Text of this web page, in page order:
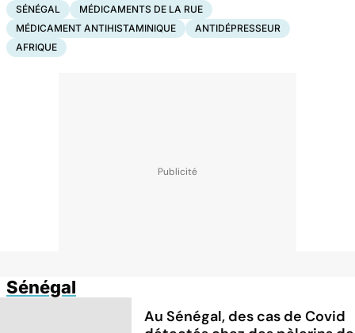
SÉNÉGAL
MÉDICAMENTS DE LA RUE
MÉDICAMENT ANTIHISTAMINIQUE
ANTIDÉPRESSEUR
AFRIQUE
Sénégal
Au Sénégal, des cas de Covid